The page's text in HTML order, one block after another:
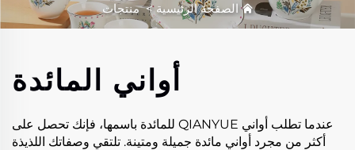
الصفحة الرئيسية>منتجات
أواني المائدة
عندما تطلب أواني QIANYUE للمائدة باسمها، فإنك تحصل على
أكثر من مجرد أواني مائدة جميلة ومتينة. تلتقي وصفاتك اللذيذة